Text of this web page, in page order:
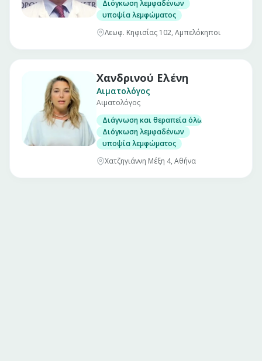
Διόγκωση λεμφαδένων
υποψία λεμφώματος
Λεωφ. Κηφισίας 102, Αμπελόκηποι
Χανδρινού Ελένη
Αιματολόγος
Αιματολόγος
Διάγνωση και θεραπεία όλων των
Διόγκωση λεμφαδένων
υποψία λεμφώματος
Χατζηγιάννη Μέξη 4, Αθήνα